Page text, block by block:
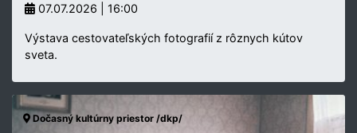
07.07.2026 | 16:00
Výstava cestovateľských fotografií z rôznych kútov
sveta.
Dočasný kultúrny priestor /dkp/